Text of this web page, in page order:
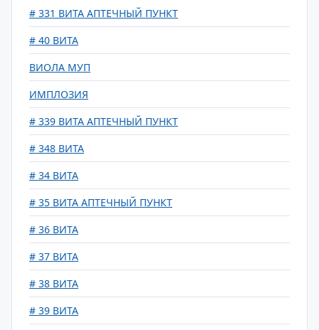
# 331 ВИТА АПТЕЧНЫЙ ПУНКТ
# 40 ВИТА
ВИОЛА МУП
ИМПЛОЗИЯ
# 339 ВИТА АПТЕЧНЫЙ ПУНКТ
# 348 ВИТА
# 34 ВИТА
# 35 ВИТА АПТЕЧНЫЙ ПУНКТ
# 36 ВИТА
# 37 ВИТА
# 38 ВИТА
# 39 ВИТА